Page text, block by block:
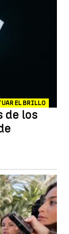
EL BRILLO
de los